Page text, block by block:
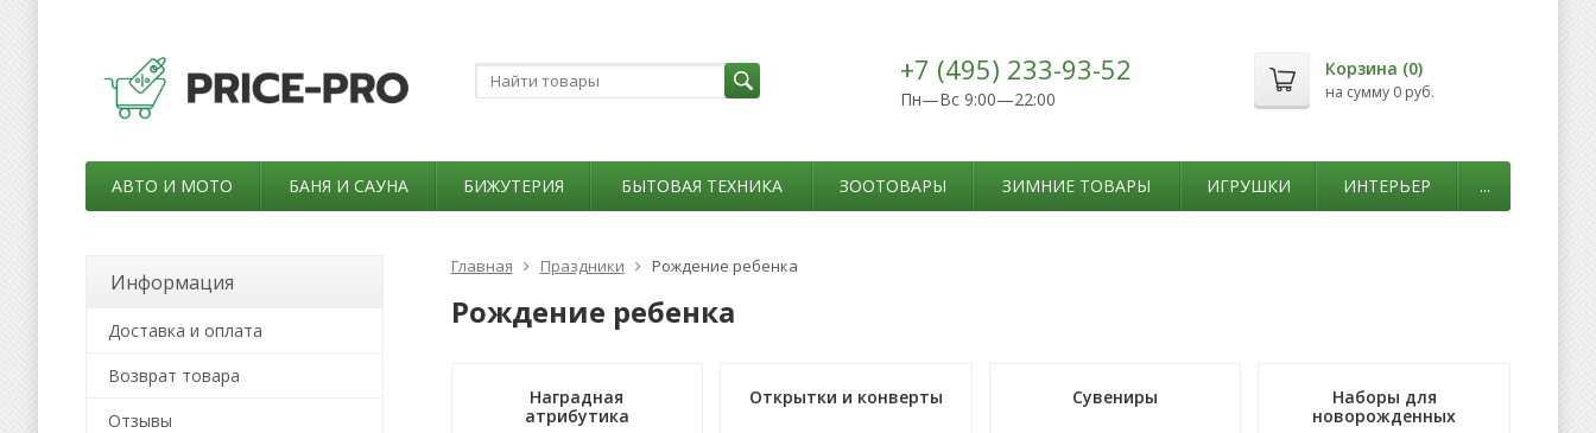
+7 (495) 233-93-52
Пн—Вс 9:00—22:00
Корзина (0)
на сумму 0 руб.
АВТО И МОТО БАНЯ И САУНА БИЖУТЕРИЯ БЫТОВАЯ ТЕХНИКА ЗООТОВАРЫ ЗИМНИЕ ТОВАРЫ ИГРУШКИ ИНТЕРЬЕР ...
Главная Праздники Рождение ребенка
Рождение ребенка
Наградная
атрибутика
Открытки и конверты Сувениры
Наборы для
новорожденных
Информация
Доставка и оплата
Возврат товара
Отзывы